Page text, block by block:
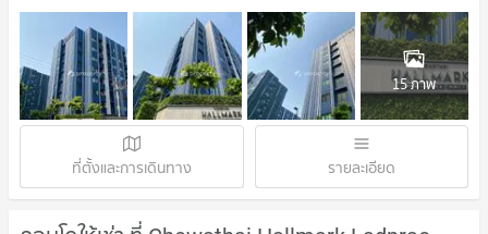
15 ภาพ
ที่ตั้งและการเดินทาง รายละเอียด